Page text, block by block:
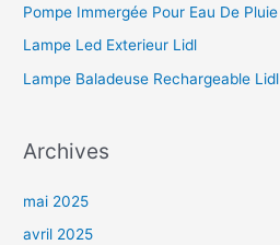
Pompe Immergée Pour Eau De Pluie
Lampe Led Exterieur Lidl
Lampe Baladeuse Rechargeable Lidl
Archives
mai 2025
avril 2025